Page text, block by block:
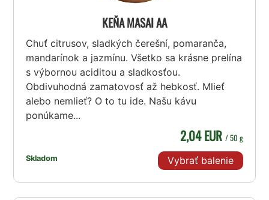
KEŇA MASAI AA
Chuť citrusov, sladkých čerešní, pomaranča,
mandarínok a jazmínu. Všetko sa krásne prelína
s výbornou aciditou a sladkosťou.
Obdivuhodná zamatovosť až hebkosť. Mlieť
alebo nemlieť? O to tu ide. Našu kávu
ponúkame...
Skladom
2,04 EUR / 50 g
Vybrať balenie